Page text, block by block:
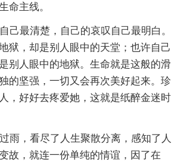
命主线。
己最清楚，自己的哀叹自己最明白。
狱，却是别人眼中的天堂；也许自己
别人眼中的地狱。生命就是这般的滑
的坚强，一切又会再次美好起来。珍
，好好去疼爱她，这就是纸醉金迷时
雨，看尽了人生聚散分离，感知了人
故，就连一份单纯的情谊，因了在